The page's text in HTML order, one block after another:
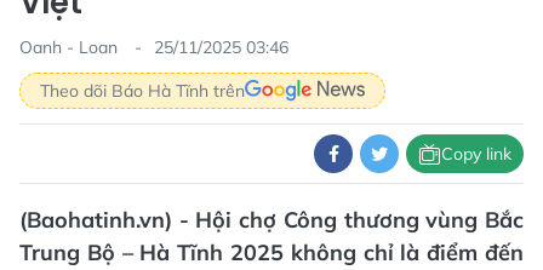
Oanh - Loan
25/11/2025 03:46
Theo dõi Báo Hà Tĩnh trên
Copy link
(Baohatinh.vn) - Hội chợ Công thương vùng Bắc
Trung Bộ – Hà Tĩnh 2025 không chỉ là điểm đến